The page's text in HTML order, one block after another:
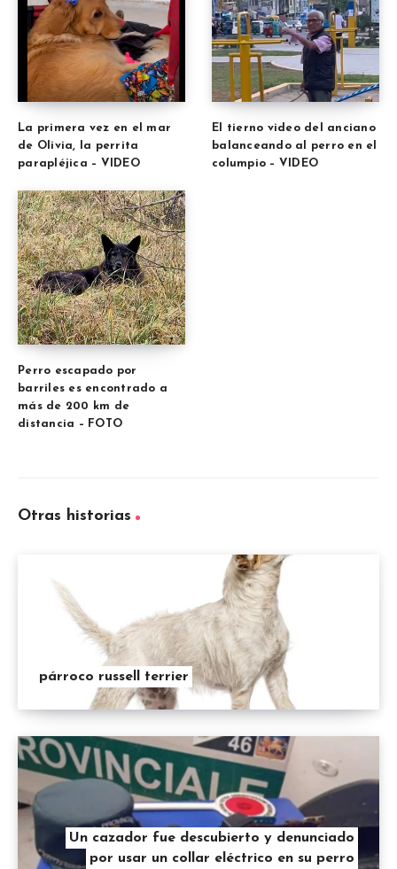
La primera vez en el mar
de Olivia, la perrita
parapléjica – VIDEO
El tierno video del anciano
balanceando al perro en el
columpio – VIDEO
Perro escapado por
barriles es encontrado a
más de 200 km de
distancia – FOTO
Otras historias
párroco russell terrier
Un cazador fue descubierto y denunciado
por usar un collar eléctrico en su perro